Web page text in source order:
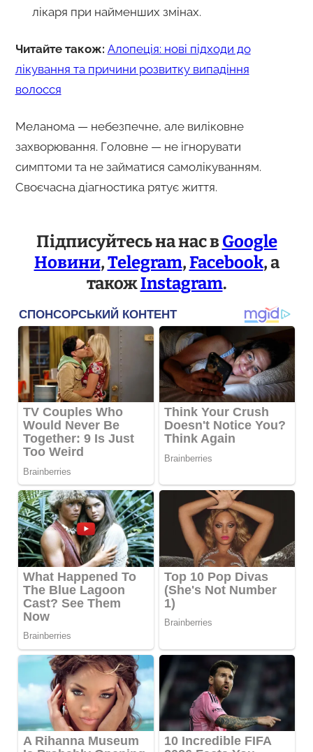
лікаря при найменших змінах.
Читайте також: Алопеція: нові підходи до
лікування та причини розвитку випадіння
волосся
Меланома — небезпечне, але виліковне
захворювання. Головне — не ігнорувати
симптоми та не займатися самолікуванням.
Своєчасна діагностика рятує життя.
Підписуйтесь на нас вGoogle
Новини,Telegram,Facebook, а
такожInstagram.